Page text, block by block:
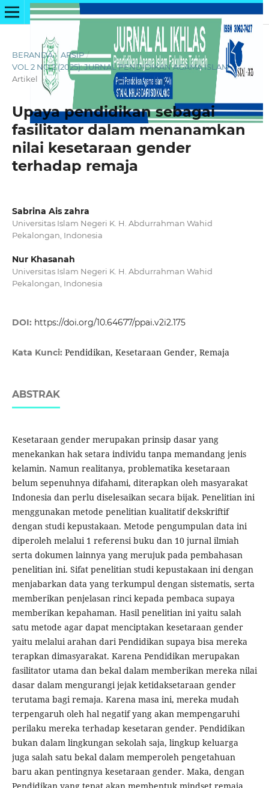
BERANDA / ARSIP /
VOL 2 NO 2 (2025): JURNAL PENDIDIKAN AGAMA ISLAM /
Artikel
Upaya pendidikan sebagai
fasilitator dalam menanamkan
nilai kesetaraan gender
terhadap remaja
Sabrina Ais zahra
Universitas Islam Negeri K. H. Abdurrahman Wahid
Pekalongan, Indonesia
Nur Khasanah
Universitas Islam Negeri K. H. Abdurrahman Wahid
Pekalongan, Indonesia
DOI: https://doi.org/10.64677/ppai.v2i2.175
Kata Kunci: Pendidikan, Kesetaraan Gender, Remaja
ABSTRAK
Kesetaraan gender merupakan prinsip dasar yang
menekankan hak setara individu tanpa memandang jenis
kelamin. Namun realitanya, problematika kesetaraan
belum sepenuhnya difahami, diterapkan oleh masyarakat
Indonesia dan perlu diselesaikan secara bijak. Penelitian ini
menggunakan metode penelitian kualitatif dekskriftif
dengan studi kepustakaan. Metode pengumpulan data ini
diperoleh melalui 1 referensi buku dan 10 jurnal ilmiah
serta dokumen lainnya yang merujuk pada pembahasan
penelitian ini. Sifat penelitian studi kepustakaan ini dengan
menjabarkan data yang terkumpul dengan sistematis, serta
memberikan penjelasan rinci kepada pembaca supaya
memberikan kepahaman. Hasil penelitian ini yaitu salah
satu metode agar dapat menciptakan kesetaraan gender
yaitu melalui arahan dari Pendidikan supaya bisa mereka
terapkan dimasyarakat. Karena Pendidikan merupakan
fasilitator utama dan bekal dalam memberikan mereka nilai
dasar dalam mengurangi jejak ketidaksetaraan gender
terutama bagi remaja. Karena masa ini, mereka mudah
terpengaruh oleh hal negatif yang akan mempengaruhi
perilaku mereka terhadap kesetaran gender. Pendidikan
bukan dalam lingkungan sekolah saja, lingkup keluarga
juga salah satu bekal dalam memperoleh pengetahuan
baru akan pentingnya kesetaraan gender. Maka, dengan